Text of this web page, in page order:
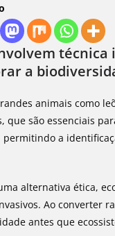
a
animais como
que são essenciais
a
alternativa ética,
Ao converter
antes que